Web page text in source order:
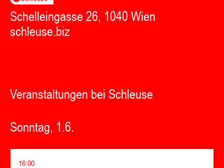
Schelleingasse 26, 1040 Wien
schleuse.biz
Veranstaltungen bei Schleuse
Sonntag, 1.6.
16:00